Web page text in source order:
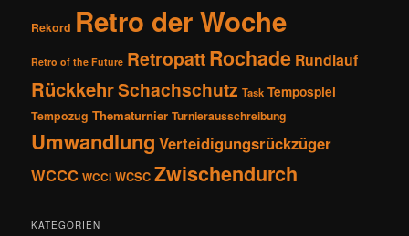
Rekord Retro der Woche
Retro of the Future RetropattRochade Rundlauf
RückkehrSchachschutz Task Tempospiel
Tempozug Thematurnier Turnierausschreibung
Umwandlung Verteidigungsrückzüger
WCCC WCCI WCSC Zwischendurch
KATEGORIEN